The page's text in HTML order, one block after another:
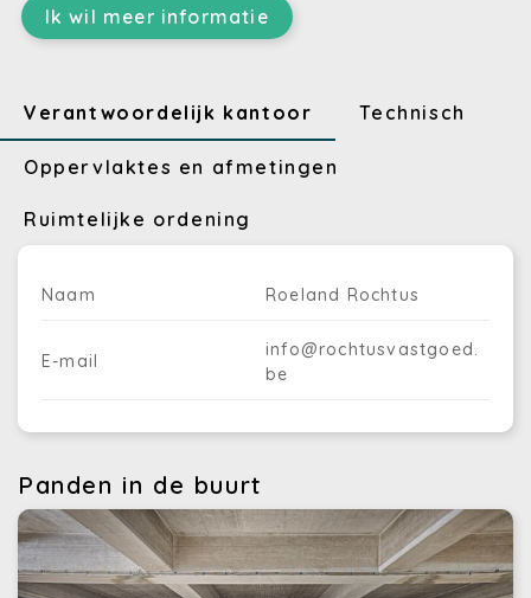
Ik wil meer informatie
Verantwoordelijk kantoor Technisch
Oppervlaktes en afmetingen
Ruimtelijke ordening
Naam Roeland Rochtus
E-mail
info@rochtusvastgoed.
be
Panden in de buurt